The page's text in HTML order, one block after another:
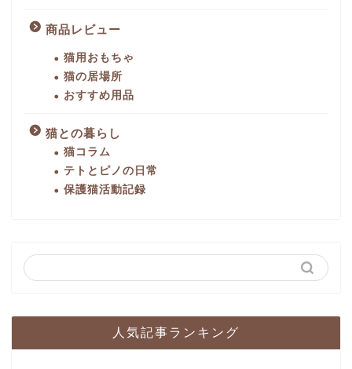
商品レビュー
猫用おもちゃ
猫の居場所
おすすめ用品
猫との暮らし
猫コラム
テトとピノの日常
保護猫活動記録
人気記事ランキング